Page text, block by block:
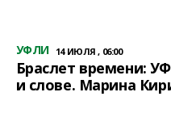
УФЛИ 14 ИЮЛЯ , 06:00
Браслет времени:
и слове. Марина